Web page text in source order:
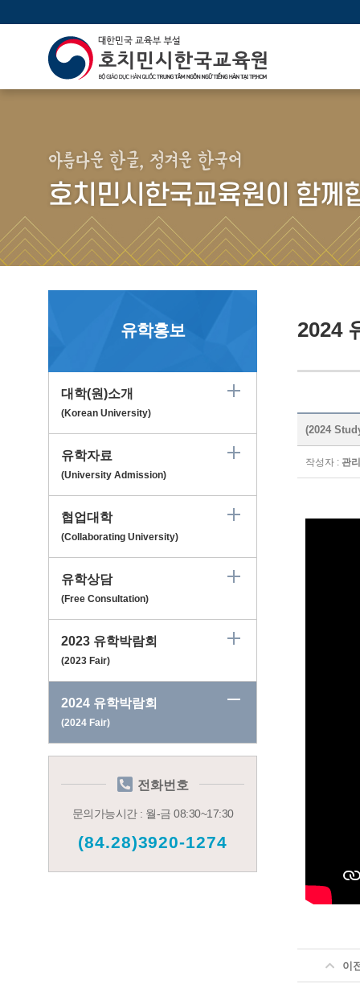
아름다운 한글, 정겨운 한국어
호치민시한국교육원이 함께
유학홍보
대학(원)소개
(Korean University)
유학자료
(University Admission)
협업대학
(Collaborating University)
유학상담
(Free Consultation)
2023 유학박람회
(2023 Fair)
2024 유학박람회
(2024 Fair)
전화번호
문의가능시간 : 월-금 08:30~17:30
(84.28)3920-1274
2024
(2024
작성자 : 관
이